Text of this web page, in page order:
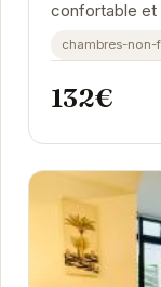
confortable et
d’accéder
chambres-non-
132€